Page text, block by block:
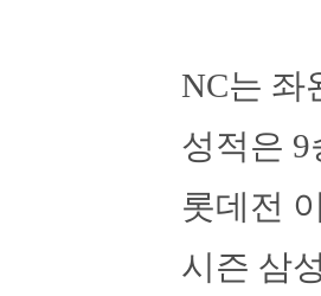
NC는 좌
성적은 9
롯데전
시즌 삼